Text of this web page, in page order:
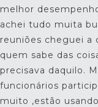
melhor
achei tudo muita
reuniões cheguei a
quem sabe das
precisava daquilo.
funcionários
muito ,estão